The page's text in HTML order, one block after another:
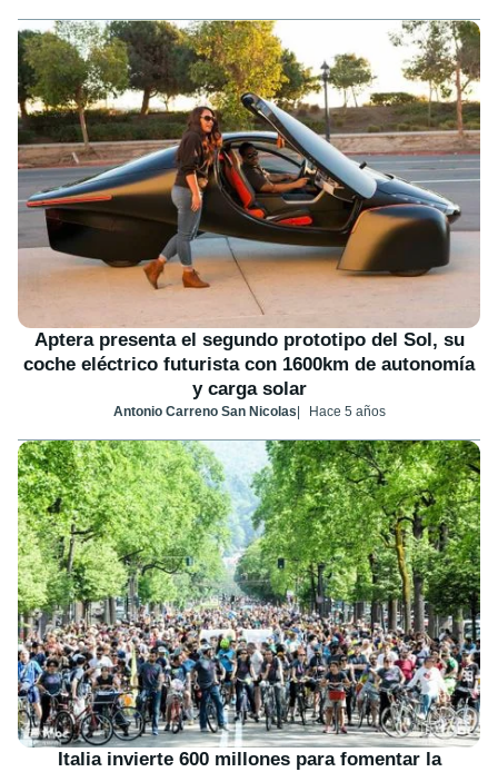
Aptera presenta el segundo prototipo del Sol, su
coche eléctrico futurista con 1600km de autonomía
y carga solar
Antonio Carreno San Nicolas Hace 5 años
Italia invierte 600 millones para fomentar la